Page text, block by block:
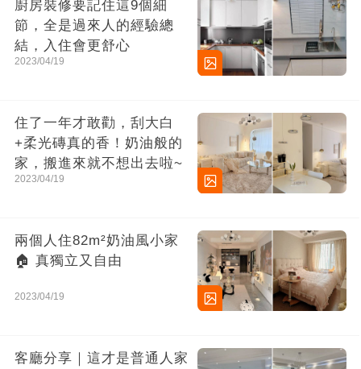
廚房裝修要記住這9個細
節，全是過來人的經驗總
結，入住會更舒心
2023/04/19
住了一年才敢勸，刮大白
+柔光磚真的香！奶油般的
家，搬進來就不想出去啦~
2023/04/19
兩個人住82m²奶油風小家
🏠 真獨立又自由
2023/04/19
客廳分享｜這才是普通人家